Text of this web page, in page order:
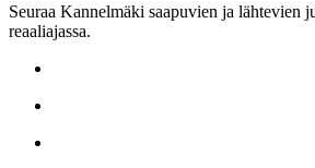
Seuraa Kannelmäki saapuvien ja lähtevien
reaaliajassa.